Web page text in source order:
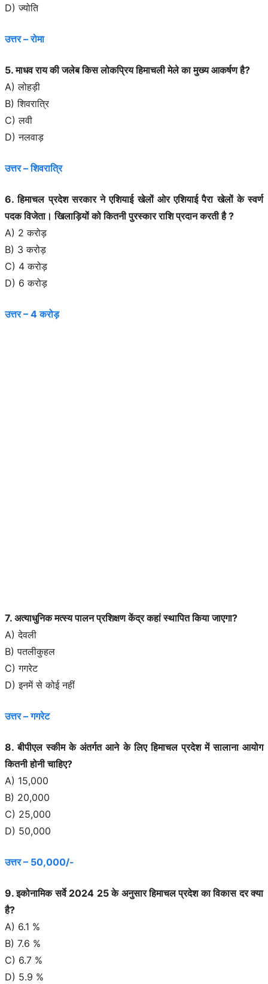
D) ज्योति
उत्तर – रोमा
5. माधव राय की जलेब किस लोकप्रिय हिमाचली मेले का मुख्य आकर्षण है?
A) लोहड़ी
B) शिवरात्रि
C) लवी
D) नलवाड़
उत्तर – शिवरात्रि
6. हिमाचल प्रदेश सरकार ने एशियाई खेलों ओर एशियाई पैरा खेलों के स्वर्ण
पदक विजेता। खिलाड़ियों को कितनी पुरस्कार राशि प्रदान करती है ?
A) 2 करोड़
B) 3 करोड़
C) 4 करोड़
D) 6 करोड़
उत्तर – 4 करोड़
7. अत्याधुनिक मत्स्य पालन प्रशिक्षण केंद्र कहां स्थापित किया जाएगा?
A) देवली
B) पतलीकुहल
C) गगरेट
D) इनमें से कोई नहीं
उत्तर – गगरेट
8. बीपीएल स्कीम के अंतर्गत आने के लिए हिमाचल प्रदेश में सालाना आयोग
कितनी होनी चाहिए?
A) 15,000
B) 20,000
C) 25,000
D) 50,000
उत्तर – 50,000/-
9. इकोनामिक सर्वे 2024 25 के अनुसार हिमाचल प्रदेश का विकास दर क्या
है?
A) 6.1 %
B) 7.6 %
C) 6.7 %
D) 5.9 %